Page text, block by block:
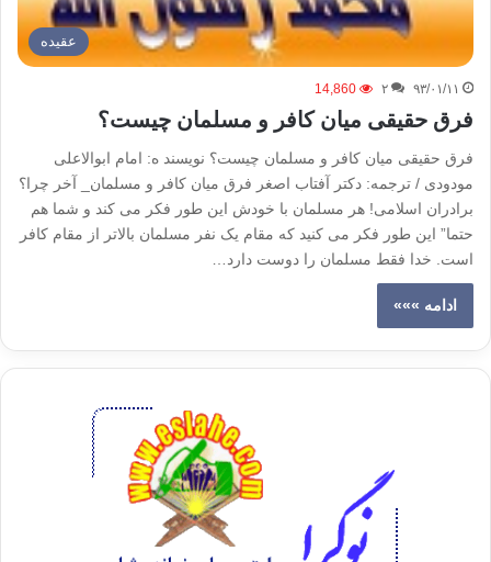
عقیده
۹۳/۰۱/۱۱ ۲ 14,860
فرق حقیقی میان کافر و مسلمان چیست؟
فرق حقیقی میان کافر و مسلمان چیست؟ نویسند ه: امام ابوالاعلی
مودودی / ترجمه: دکتر آفتاب اصغر فرق میان کافر و مسلمان_ آخر چرا؟
برادران اسلامی! هر مسلمان با خودش این طور فکر می کند و شما هم
حتما” این طور فکر می کنید که مقام یک نفر مسلمان بالاتر از مقام کافر
است. خدا فقط مسلمان را دوست دارد…
ادامه »»»